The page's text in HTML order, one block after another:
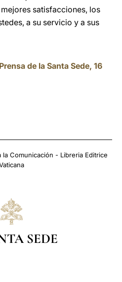
satisfacciones, los
a su servicio y a sus
de la Santa Sede, 16
Comunicación - Libreria Editrice
SEDE